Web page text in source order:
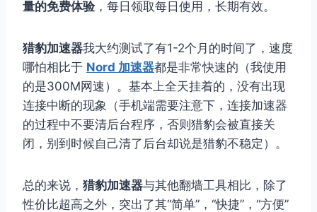
量的免费体验，每日领取每日使用，长期有效。
猎豹加速器我大约测试了有1-2个月的时间了，速度
哪怕相比于 Nord 加速器都是非常快速的（我使用
的是300M网速）。基本上全天挂着的，没有出现
连接中断的现象（手机端需要注意下，连接加速器
的过程中不要清后台程序，否则猎豹会被直接关
闭，别到时候自己清了后台却说是猎豹不稳定）。
总的来说， 猎豹加速器与其他翻墙工具相比，除了
性价比超高之外，突出了其“简单”，“快捷”，“方便”